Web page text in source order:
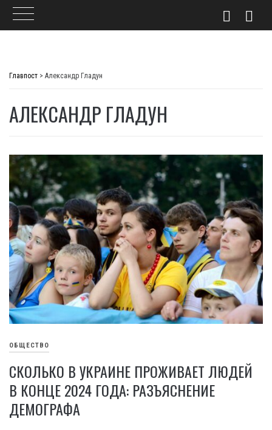
Главпост > Александр Гладун
АЛЕКСАНДР ГЛАДУН
ОБЩЕСТВО
СКОЛЬКО В УКРАИНЕ ПРОЖИВАЕТ ЛЮДЕЙ
В КОНЦЕ 2024 ГОДА: РАЗЪЯСНЕНИЕ
ДЕМОГРАФА